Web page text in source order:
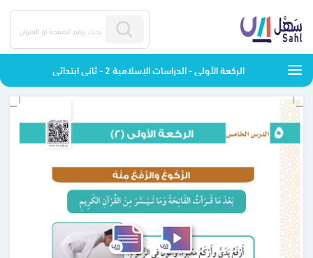
الركعة الأولى - الدراسات الإسلامية 2 - ثاني ابتدائي